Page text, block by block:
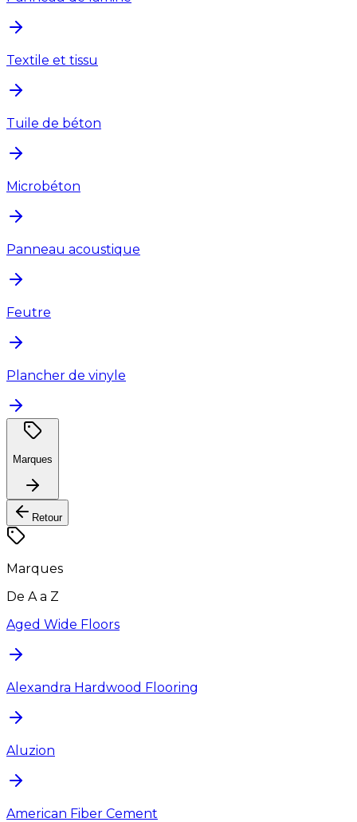
Textile et tissu
Tuile de béton
Microbéton
Panneau acoustique
Feutre
Plancher de vinyle
Marques
Retour
Marques
De A a Z
Aged Wide Floors
Alexandra Hardwood Flooring
Aluzion
American Fiber Cement